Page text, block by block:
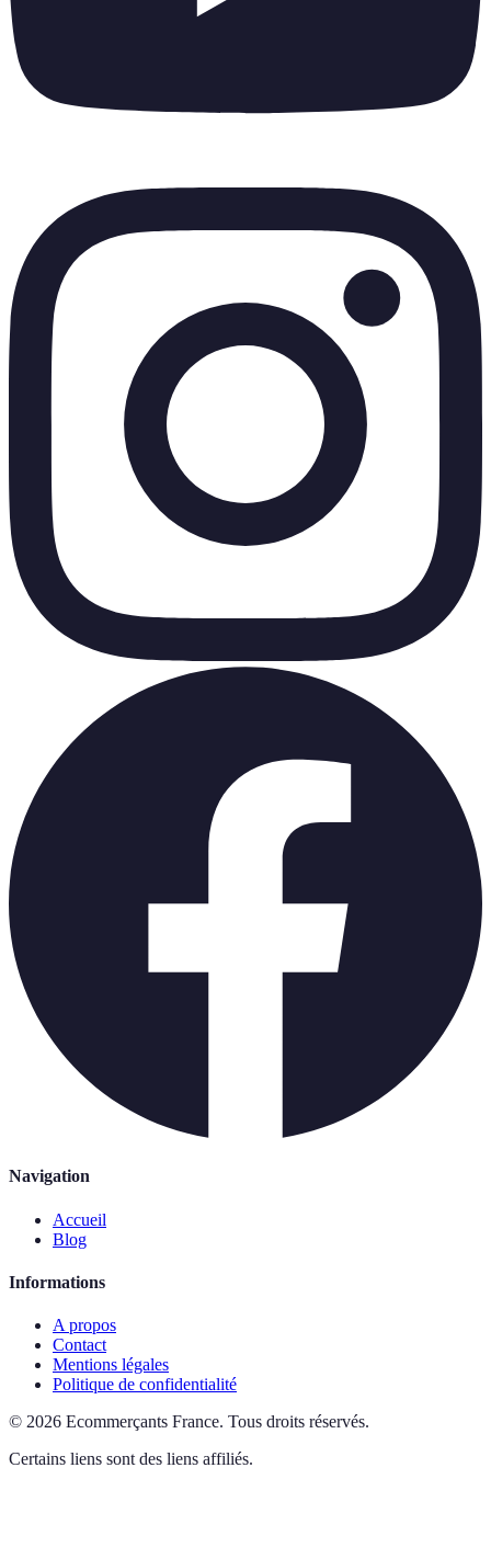
Navigation
Accueil
Blog
Informations
A propos
Contact
Mentions légales
Politique de confidentialité
© 2026 Ecommerçants France. Tous droits réservés.
Certains liens sont des liens affiliés.